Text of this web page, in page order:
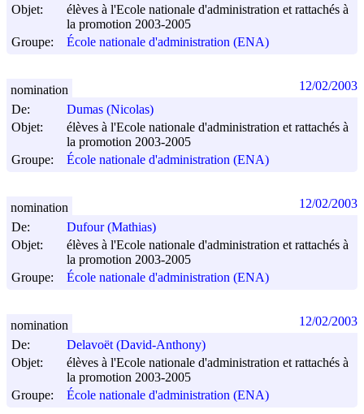
Objet:
élèves à l'Ecole nationale d'administration et rattachés à
la promotion 2003-2005
Groupe:
École nationale d'administration (ENA)
De:
Dumas (Nicolas)
Objet:
élèves à l'Ecole nationale d'administration et rattachés à
la promotion 2003-2005
Groupe:
École nationale d'administration (ENA)
nomination 12/02/2003
De:
Dufour (Mathias)
Objet:
élèves à l'Ecole nationale d'administration et rattachés à
la promotion 2003-2005
Groupe:
École nationale d'administration (ENA)
nomination 12/02/2003
De:
Delavoët (David-Anthony)
Objet:
élèves à l'Ecole nationale d'administration et rattachés à
la promotion 2003-2005
Groupe:
École nationale d'administration (ENA)
nomination 12/02/2003